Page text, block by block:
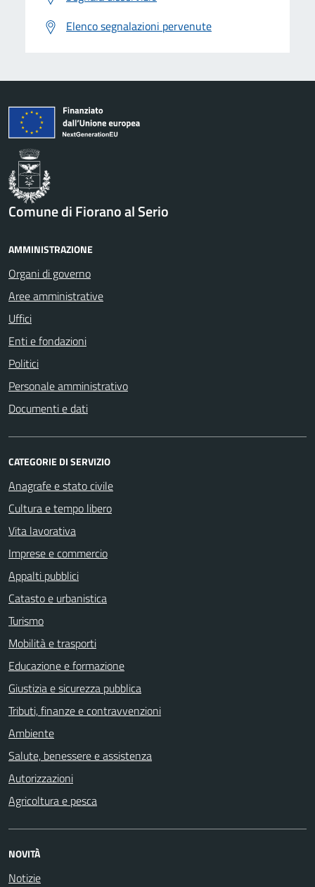
Elenco segnalazioni pervenute
Comune di Fiorano al Serio
AMMINISTRAZIONE
Organi di governo
Aree amministrative
Uffici
Enti e fondazioni
Politici
Personale amministrativo
Documenti e dati
CATEGORIE DI SERVIZIO
Anagrafe e stato civile
Cultura e tempo libero
Vita lavorativa
Imprese e commercio
Appalti pubblici
Catasto e urbanistica
Turismo
Mobilità e trasporti
Educazione e formazione
Giustizia e sicurezza pubblica
Tributi, finanze e contravvenzioni
Ambiente
Salute, benessere e assistenza
Autorizzazioni
Agricoltura e pesca
NOVITÀ
Notizie